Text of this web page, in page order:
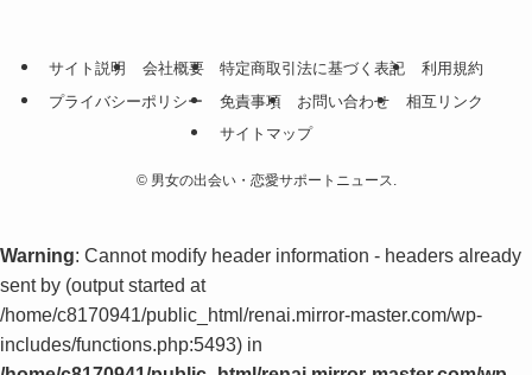
サイト説明 会社概要 特定商取引法に基づく表記
利用規約
プライバシーポリシー
免責事項 お問い合わせ
相互リンク
サイトマップ
©男女の出会い・恋愛サポートニュース.
Warning: Cannot modify header information - headers already
sent by (output started at
/home/c8170941/public_html/renai.mirror-master.com/wp-
includes/functions.php:5493) in